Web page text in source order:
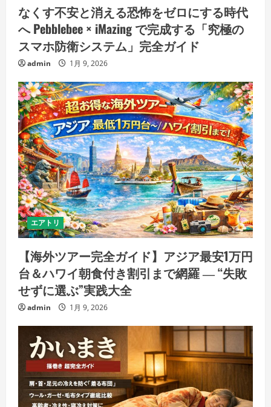
なくす不安と消える恐怖をゼロにする時代
へ Pebblebee × iMazing で完成する「究極の
スマホ防衛システム」完全ガイド
admin 1月 9, 2026
エアトリ
【海外ツアー完全ガイド】アジア最安1万円
台＆ハワイ朝食付き割引まで網羅 ― “失敗
せずに選ぶ”実践大全
admin 1月 9, 2026